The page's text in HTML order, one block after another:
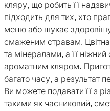
кляру, що робить її
підходить для тих, хто
меню або шукає
смаженим стравам. Цвітна
та мінералами, а її
ароматним кляром.
багато часу, а результат
Ви можете подавати її з
такими як часниковий,